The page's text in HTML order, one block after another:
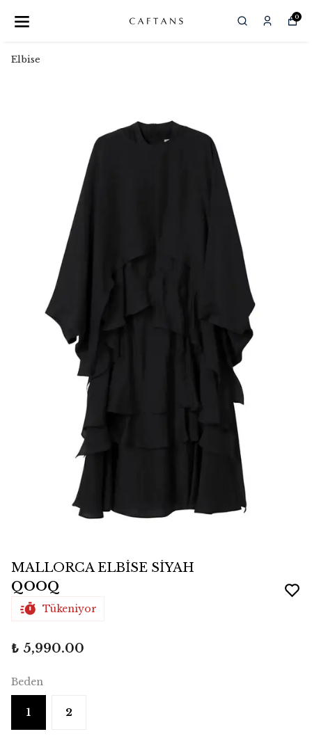
0
Elbise
MALLORCA ELBİSE SİYAH
QOOQ
Tükeniyor
₺ 5,990.00
Beden
1 2